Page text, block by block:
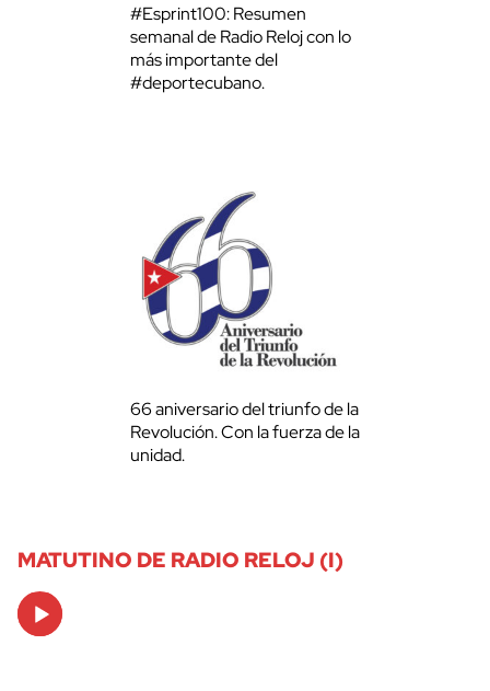
#Esprint100: Resumen
semanal de Radio Reloj con lo
más importante del
#deportecubano.
66 aniversario del triunfo de la
Revolución. Con la fuerza de la
unidad.
MATUTINO DE RADIO RELOJ (I)
Audio
Player